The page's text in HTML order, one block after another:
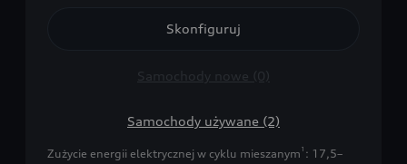
Skonfiguruj
Samochody nowe (0)
Samochody używane (2)
Zużycie energii elektrycznej w cyklu mieszanym 1 : 17,5–